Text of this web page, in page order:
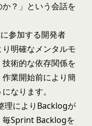
？」という会話を
参加する開発者
明確なメンタルモ
術的な依存関係を
業開始前により簡
なります。
理によりBacklogが
毎Sprint Backlogを